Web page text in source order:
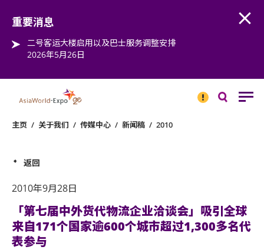
重要消息
二号客运大楼启用以及巴士服务调整安排
2026年5月26日
消息
主页 / 关于我们 / 传媒中心 / 新闻稿 / 2010
返回
2010年9月28日
「第七届中外货代物流企业洽谈会」吸引全球
来自171个国家逾600个城市超过1,300多名代
表参与